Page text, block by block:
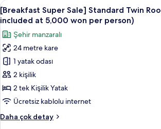
tüm
fotoğrafları
görün
(Breakfast
included
5,000
won
per
person)
hakkında
fazla
detay
[Breakfast
Super
Sale]
Standard
Twin
Room
(Breakfast
included
at
won
Kaliteli yatak
8
[Breakfast Super Sale] Standard Twin
included at 5,000 won per person)
Şehir manzaralı
24 metre kare
1 yatak odası
2 kişilik
2 tek Kişilik Yatak
Ücretsiz kablolu internet
Daha çok detay
[Breakfast